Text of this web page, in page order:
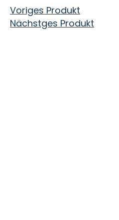
Beitragsnavigation
Voriges Produkt
Nächstges Produkt